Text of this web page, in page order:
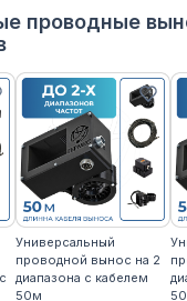
проводные
Универсальный
проводной вынос на 2
диапазона с кабелем
50м